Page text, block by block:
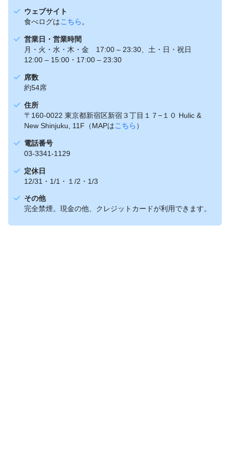
ウェブサイト
食べログはこちら。
営業日・営業時間
月・火・水・木・金 17:00 – 23:30、土・日・祝日
12:00 – 15:00・17:00 – 23:30
席数
約54席
住所
〒160-0022 東京都新宿区新宿３丁目１７−１０ Hulic &
New Shinjuku, 11F（MAPはこちら）
電話番号
03-3341-1129
定休日
12/31・1/1・１/2・1/3
その他
完全禁煙。現金の他、クレジットカードが利用できます。